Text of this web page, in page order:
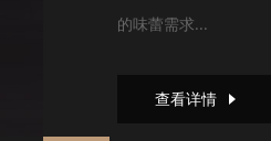
的味蕾需求...
查看详情